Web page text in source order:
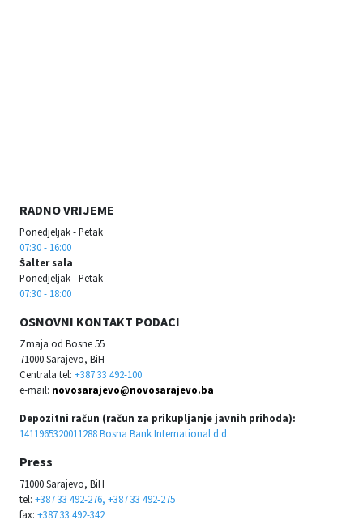
RADNO VRIJEME
Ponedjeljak - Petak
07:30 - 16:00
Šalter sala
Ponedjeljak - Petak
07:30 - 18:00
OSNOVNI KONTAKT PODACI
Zmaja od Bosne 55
71000 Sarajevo, BiH
Centrala tel: +387 33 492-100
e-mail: novosarajevo@novosarajevo.ba
Depozitni račun (račun za prikupljanje javnih prihoda):
1411965320011288 Bosna Bank International d.d.
Press
71000 Sarajevo, BiH
tel: +387 33 492-276, +387 33 492-275
fax: +387 33 492-342